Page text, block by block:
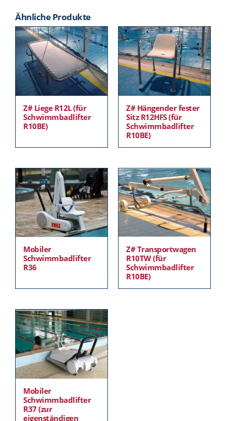
Ähnliche Produkte
Z# Liege R12L (für
Schwimmbadlifter
R10BE)
Z# Hängender fester
Sitz R12HFS (für
Schwimmbadlifter
R10BE)
Mobiler
Schwimmbadlifter
R36
Z# Transportwagen
R10TW (für
Schwimmbadlifter
R10BE)
Mobiler
Schwimmbadlifter
R37 (zur
eigenständigen